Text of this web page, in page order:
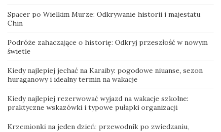
Spacer po Wielkim Murze: Odkrywanie historii i majestatu
Chin
Podróże zahaczające o historię: Odkryj przeszłość w nowym
świetle
Kiedy najlepiej jechać na Karaiby: pogodowe niuanse, sezon
huraganowy i idealny termin na wakacje
Kiedy najlepiej rezerwować wyjazd na wakacje szkolne:
praktyczne wskazówki i typowe pułapki organizacji
Krzemionki na jeden dzień: przewodnik po zwiedzaniu,